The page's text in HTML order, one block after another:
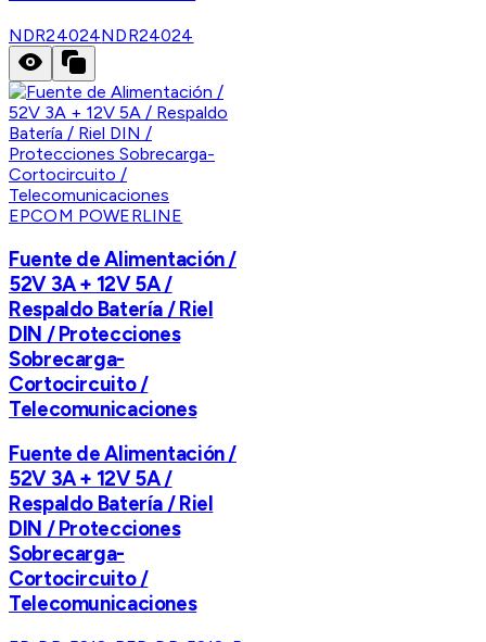
NDR24024NDR24024
EPCOM POWERLINE
Fuente de Alimentación /
52V 3A + 12V 5A /
Respaldo Batería / Riel
DIN / Protecciones
Sobrecarga-
Cortocircuito /
Telecomunicaciones
Fuente de Alimentación /
52V 3A + 12V 5A /
Respaldo Batería / Riel
DIN / Protecciones
Sobrecarga-
Cortocircuito /
Telecomunicaciones